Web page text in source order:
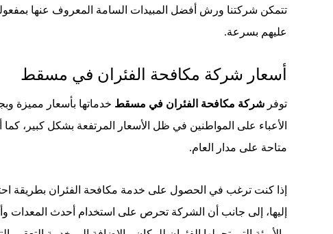
تتمكن شركتنا ورش أفضل المبيدات السامة المعروف عنها
عليهم بسرعة.
أسعار شركة مكافحة الفئران في مسقط
توفرشركة مكافحة الفئران في مسقط خدماتها بأسعار مميزة
متاحة على مدار العام.
إذا كنت ترغب في الحصول على خدمة مكافحة الفئران بطريقة
إليها، إلى جانب أن الشركة تحرص على استخدام أحدث المعدات